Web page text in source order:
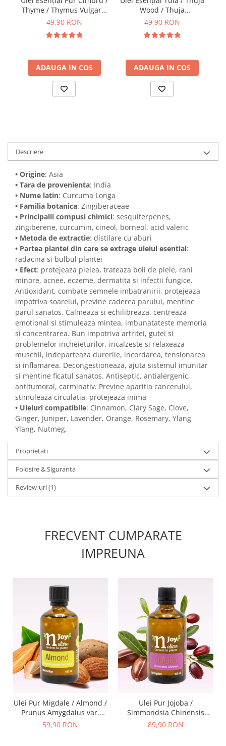
Thyme / Thymus Vulgaris
15ml - Aromaterapie
49,90 RON
ADAUGA IN COS
Wood / Thuja
Occidentalis 15ml -
nJoy Nature
49,90 RON
ADAUGA IN COS
Descriere
• Origine: Asia
• Tara de provenienta: India
• Nume latin: Curcuma Longa
• Familia botanica: Zingiberaceae
• Principalii compusi chimici: sesquiterpenes,
zingiberene, curcumin, cineol, borneol, acid valeric
• Metoda de extractie: distilare cu aburi
• Partea plantei din care se extrage uleiul esential:
radacina si bulbul plantei
• Efect: protejeaza pielea, trateaza boli de piele, rani
minore, acnee, eczeme, dermatita si infectii fungice.
Antioxidant, combate semnele imbatranirii, protejeaza
impotriva soarelui, previne caderea parului, mentine
parul sanatos. Calmeaza si echilibreaza, centreaza
emotional si stimuleaza mintea, imbunatateste memoria
si concentrarea. Bun impotriva artritei, gutei si
problemelor incheieturilor, incalzeste si relaxeaza
muschii, indeparteaza durerile, incordarea, tensionarea
si inflamarea. Decongestioneaza, ajuta sistemul imunitar
si mentine ficatul sanatos. Antiseptic, antialergenic,
antitumoral, carminativ. Previne aparitia cancerului,
stimuleaza circulatia, protejeaza inima
• Uleiuri compatibile: Cinnamon, Clary Sage, Clove,
Ginger, Juniper, Lavender, Orange, Rosemary, Ylang
Ylang, Nutmeg.
Proprietati
Folosire & Siguranta
Review-uri(1)
FRECVENT CUMPARATE
IMPREUNA
Ulei Pur Migdale / Almond /
Prunus Amygdalus var.
dulcis 100ml
59,90 RON
Ulei Pur Jojoba /
Simmondsia Chinensis
100ml
89,90 RON